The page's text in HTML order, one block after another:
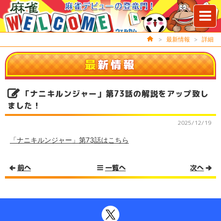
> 最新情報 > 詳細
最新情報
「ナニキルンジャー」第73話の解説をアップ致し
ました！
2025/12/19
「ナニキルンジャー」第73話はこちら
前へ 一覧へ 次へ